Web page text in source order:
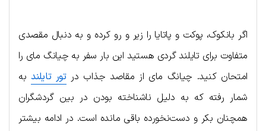
اگر بانکوک، پوکت و پاتایا را زیر و رو کرده و به دنبال مقصدی
متفاوت برای تایلند گردی هستید این بار سفر به چیانگ مای را
امتحان کنید. چیانگ مای از مقاصد جذاب درتور تایلند به
شمار رفته که به دلیل ناشناخته بودن در بین گردشگران
همچنان بکر و دست‌نخورده باقی مانده است. در ادامه بیشتر